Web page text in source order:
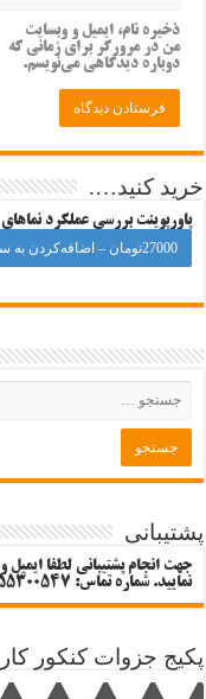
ذخیره نام، ایمیل و وبسایت
من در مرورگر برای زمانی که
دوباره دیدگاهی می‌نویسم.
خرید کنید….
پاورپوینت بررسی عملکرد
27000تومان – اضافه‌کردن به سبدخرید
پشتیبانی
جهت انجام پشتیبانی لطفا
نمایید. شماره تماس: 09355300547
پکیج جزوات کنکور